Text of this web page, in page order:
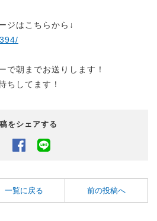
ジはこちらから↓
で朝までお送りします！
ちしてます！
をシェアする
Twitter Facebook
一覧に戻る 前の投稿へ